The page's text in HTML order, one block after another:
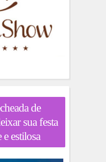
de
sua festa
estilosa